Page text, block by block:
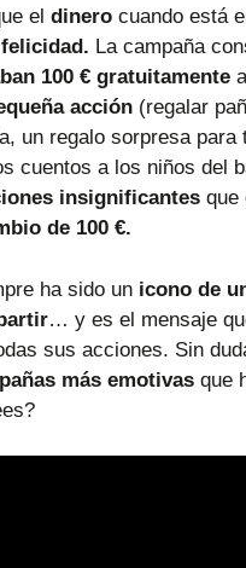
el dinero cuando está
La campaña
100 € gratuitamente
acción (regalar
un regalo sorpresa para
cuentos a los niños del
insignificantes que
de 100 €.
ha sido un icono de
… y es el mensaje
sus acciones. Sin
más emotivas que